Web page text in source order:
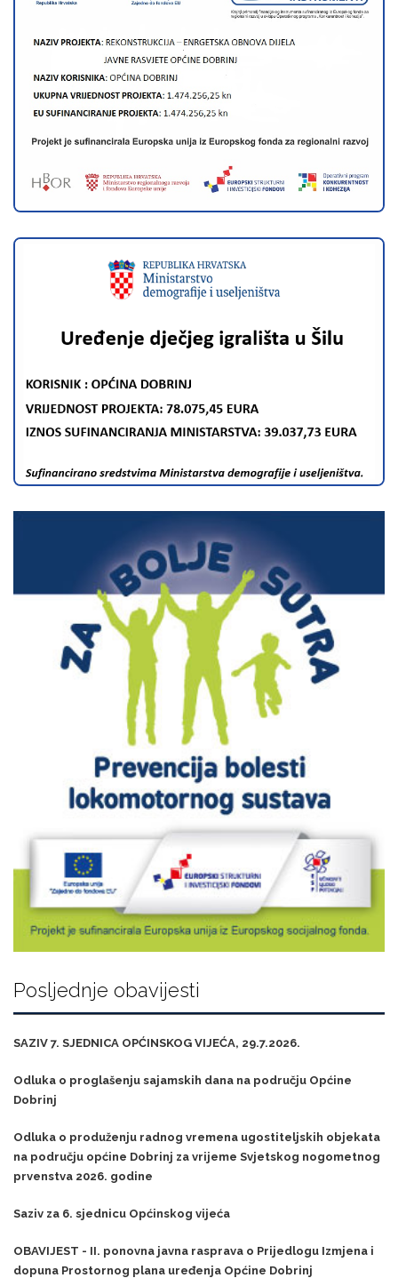
Posljednje obavijesti
SAZIV 7. SJEDNICA OPĆINSKOG VIJEĆA, 29.7.2026.
Odluka o proglašenju sajamskih dana na području Općine
Dobrinj
Odluka o produženju radnog vremena ugostiteljskih objekata
na području općine Dobrinj za vrijeme Svjetskog nogometnog
prvenstva 2026. godine
Saziv za 6. sjednicu Općinskog vijeća
OBAVIJEST - II. ponovna javna rasprava o Prijedlogu Izmjena i
dopuna Prostornog plana uređenja Općine Dobrinj